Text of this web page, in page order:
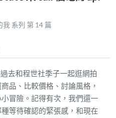
我 系列 第 14 篇
去和程世社季子一起逛網拍
品、比較價格、討論風格，
冒險。記得有次，我們還一
等待確認的緊張感，和現在